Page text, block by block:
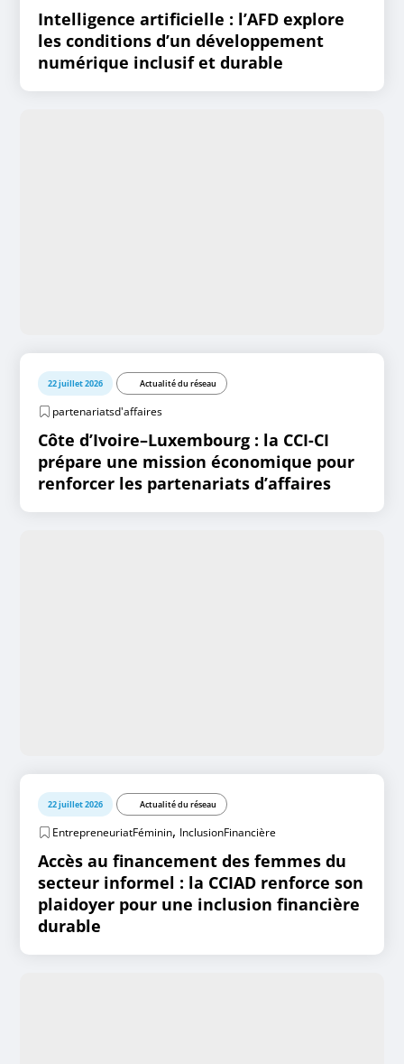
Intelligence artificielle : l’AFD explore
les conditions d’un développement
numérique inclusif et durable
22 juillet 2026 Actualité du réseau
partenariatsd'affaires
Côte d’Ivoire–Luxembourg : la CCI-CI
prépare une mission économique pour
renforcer les partenariats d’affaires
22 juillet 2026 Actualité du réseau
EntrepreneuriatFéminin, InclusionFinancière
Accès au financement des femmes du
secteur informel : la CCIAD renforce son
plaidoyer pour une inclusion financière
durable